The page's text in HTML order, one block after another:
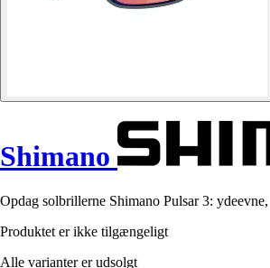
Shimano
Opdag solbrillerne Shimano Pulsar 3:
Produktet er ikke tilgængeligt
Alle varianter er udsolgt